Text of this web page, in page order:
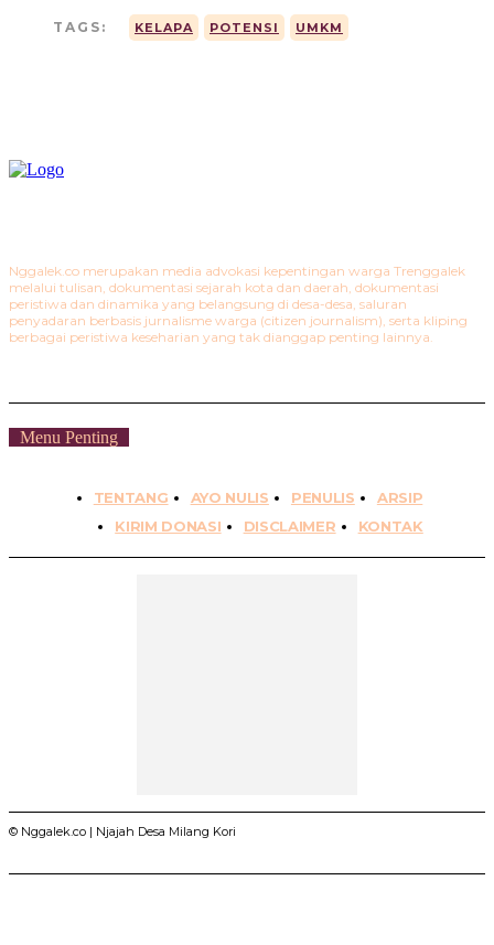
TAGS: KELAPA POTENSI UMKM
Nggalek.co merupakan media advokasi kepentingan warga Trenggalek
melalui tulisan, dokumentasi sejarah kota dan daerah, dokumentasi
peristiwa dan dinamika yang belangsung di desa-desa, saluran
penyadaran berbasis jurnalisme warga (citizen journalism), serta kliping
berbagai peristiwa keseharian yang tak dianggap penting lainnya.
Menu Penting
TENTANG AYO NULIS PENULIS
ARSIP
KIRIM DONASI
DISCLAIMER KONTAK
© Nggalek.co | Njajah Desa Milang Kori